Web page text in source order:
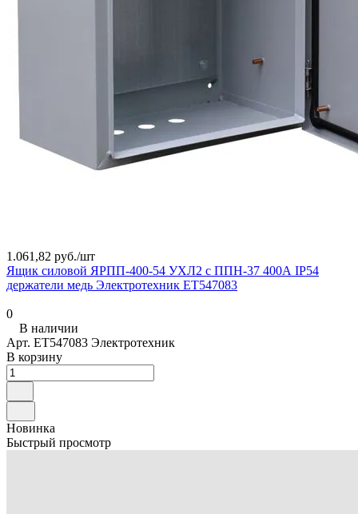
1.061,82 руб./шт
Ящик силовой ЯРПП-400-54 УХЛ2 с ППН-37 400А IP54
держатели медь Электротехник ET547083
0
В наличии
Арт. ET547083 Электротехник
В корзину
Новинка
Быстрый просмотр